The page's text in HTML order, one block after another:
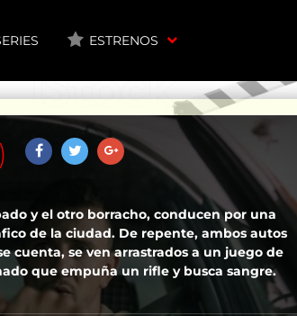
ESTRENOS
y el otro borracho, conducen por una
de la ciudad. De repente, ambos autos
cuenta, se ven arrastrados a un juego de
que empuña un rifle y busca sangre.